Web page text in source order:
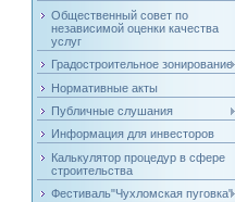
Общественный совет по
независимой оценки качества
услуг
Градостроительное зонирование
Нормативные акты
Публичные слушания
Информация для инвесторов
Калькулятор процедур в сфере
строительства
Фестиваль"Чухломская пуговка"